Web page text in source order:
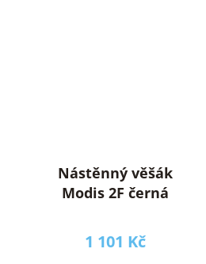
Nástěnný věšák
Modis 2F černá
1 101 Kč